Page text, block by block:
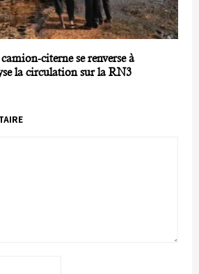
citerne se renverse à
la circulation sur la RN3